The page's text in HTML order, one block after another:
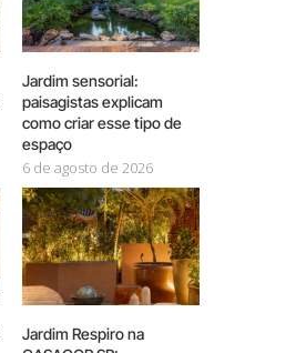
Jardim sensorial:
paisagistas explicam
como criar esse tipo de
espaço
6 de agosto de 2026
Jardim Respiro na